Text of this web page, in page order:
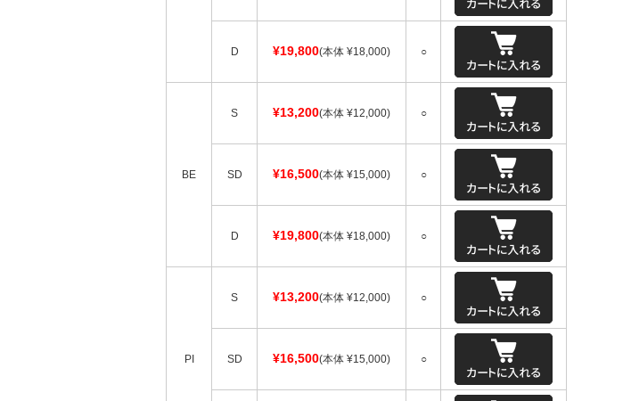
D ¥19,800(本体 ¥18,000) ○
BE
S ¥13,200(本体 ¥12,000) ○
SD ¥16,500(本体 ¥15,000) ○
D ¥19,800(本体 ¥18,000) ○
PI
S ¥13,200(本体 ¥12,000) ○
SD ¥16,500(本体 ¥15,000) ○